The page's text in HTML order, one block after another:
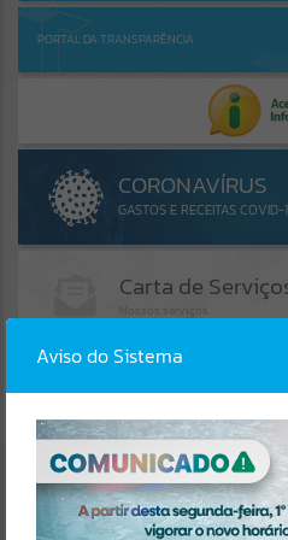
PORTAL DA TRANSPARÊNCIA
AGENDA
LINKS ÚTEIS
Aviso do Sistema